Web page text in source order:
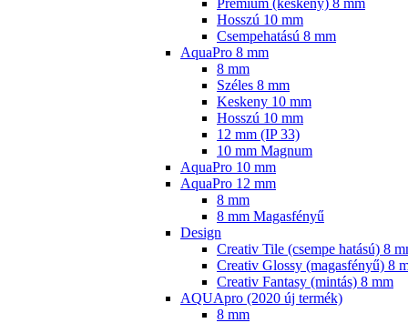
Hosszú 10 mm
Csempehatású 8 mm
AquaPro 8 mm
8 mm
Széles 8 mm
Keskeny 10 mm
Hosszú 10 mm
12 mm (IP 33)
10 mm Magnum
AquaPro 10 mm
AquaPro 12 mm
8 mm
8 mm Magasfényű
Design
Creativ Tile (csempe hatású) 8
Creativ Glossy (magasfényű) 8
Creativ Fantasy (mintás) 8 mm
AQUApro (2020 új termék)
8 mm